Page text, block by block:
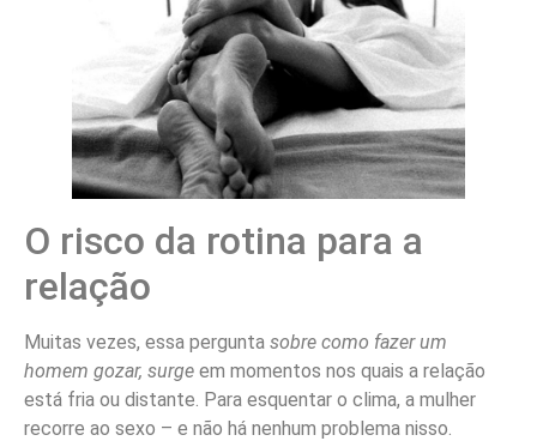
O risco da rotina para a
relação
Muitas vezes, essa pergunta sobre como fazer um
homem gozar, surge em momentos nos quais a relação
está fria ou distante. Para esquentar o clima, a mulher
recorre ao sexo – e não há nenhum problema nisso.